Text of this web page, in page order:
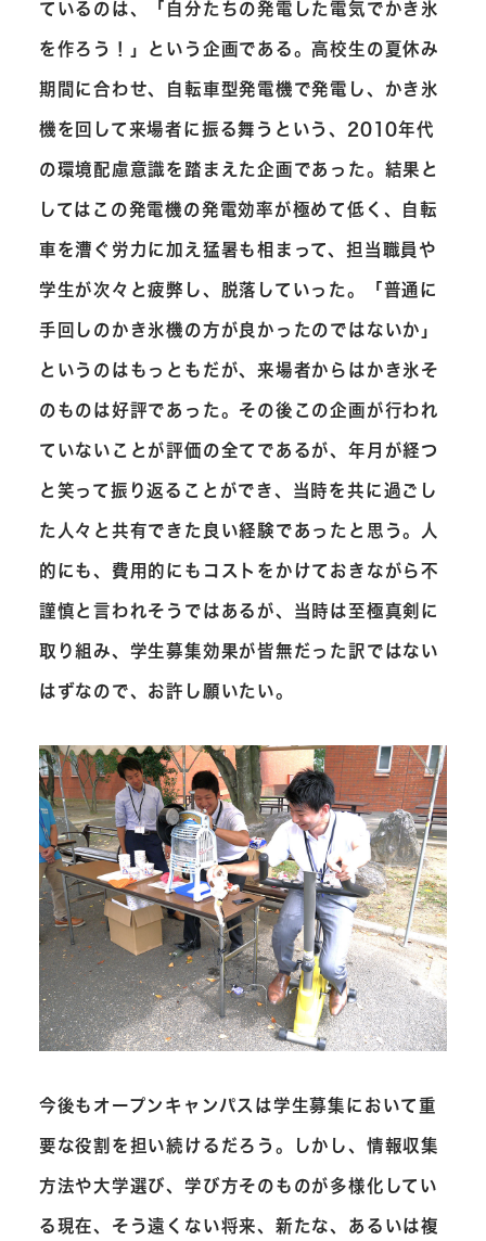
ているのは、「自分たちの発電した電気でかき氷
を作ろう！」という企画である。高校生の夏休み
期間に合わせ、自転車型発電機で発電し、かき氷
機を回して来場者に振る舞うという、2010年代
の環境配慮意識を踏まえた企画であった。結果と
してはこの発電機の発電効率が極めて低く、自転
車を漕ぐ労力に加え猛暑も相まって、担当職員や
学生が次々と疲弊し、脱落していった。「普通に
手回しのかき氷機の方が良かったのではないか」
というのはもっともだが、来場者からはかき氷そ
のものは好評であった。その後この企画が行われ
ていないことが評価の全てであるが、年月が経つ
と笑って振り返ることができ、当時を共に過ごし
た人々と共有できた良い経験であったと思う。人
的にも、費用的にもコストをかけておきながら不
謹慎と言われそうではあるが、当時は至極真剣に
取り組み、学生募集効果が皆無だった訳ではない
はずなので、お許し願いたい。
今後もオープンキャンパスは学生募集において重
要な役割を担い続けるだろう。しかし、情報収集
方法や大学選び、学び方そのものが多様化してい
る現在、そう遠くない将来、新たな、あるいは複